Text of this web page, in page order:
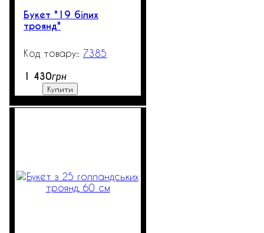
Букет "19 білих
троянд"
7385
1 430грн
Купити